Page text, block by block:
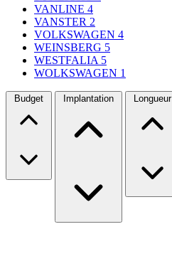
VANLINE 4
VANSTER 2
VOLKSWAGEN 4
WEINSBERG 5
WESTFALIA 5
WOLKSWAGEN 1
Budget Implantation Longueur